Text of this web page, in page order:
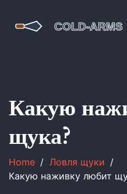
Какую
щука?
Home
Ловля щуки
Какую наживку любит